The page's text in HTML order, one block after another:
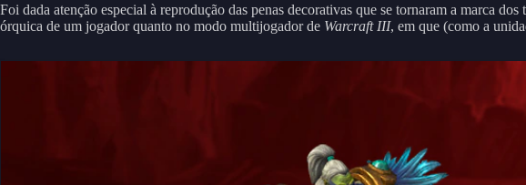
Foi dada atenção especial à reprodução das penas decorativas que se tornaram a marca
órquica de um jogador quanto no modo multijogador de Warcraft III, em que (como a